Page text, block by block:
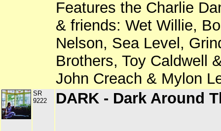
Features the Charlie
& friends: Wet Willie,
Nelson, Sea Level,
Brothers, Toy Caldwell
John Creach & Mylon
SR
9222
DARK - Dark Around